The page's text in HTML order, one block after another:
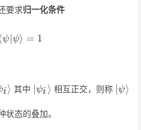
要求归一化条件
⟨ψ ψ⟩ = 1
i⟩ 其中 \vert\psi_i\rangle
∣ψi ⟩ 相互正交，则称 ψ⟩
状态的叠加。